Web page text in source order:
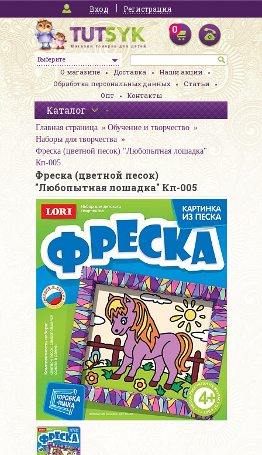
Вход Регистрация
Выберите
0
О магазине Доставка
Наши акции
Обработка персональных данных
Статьи
Опт
Контакты
Каталог
Главная страница
Обучение и творчество
Наборы для творчества
Фреска (цветной песок) "Любопытная лошадка"
Кп-005
Фреска (цветной песок)
"Любопытная лошадка" Кп-005